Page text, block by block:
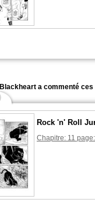
Blackheart a commenté ces
Rock 'n' Roll
Chapitre: 11